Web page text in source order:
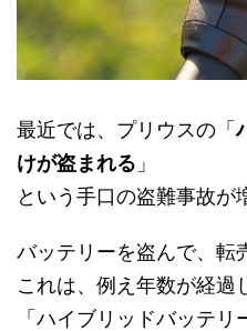
最近では、プリウスの「
けが盗まれる 」
という手口の盗難事故が
バッテリーを盗んで、転
これは、例え年数が経過
「ハイブリッドバッテ